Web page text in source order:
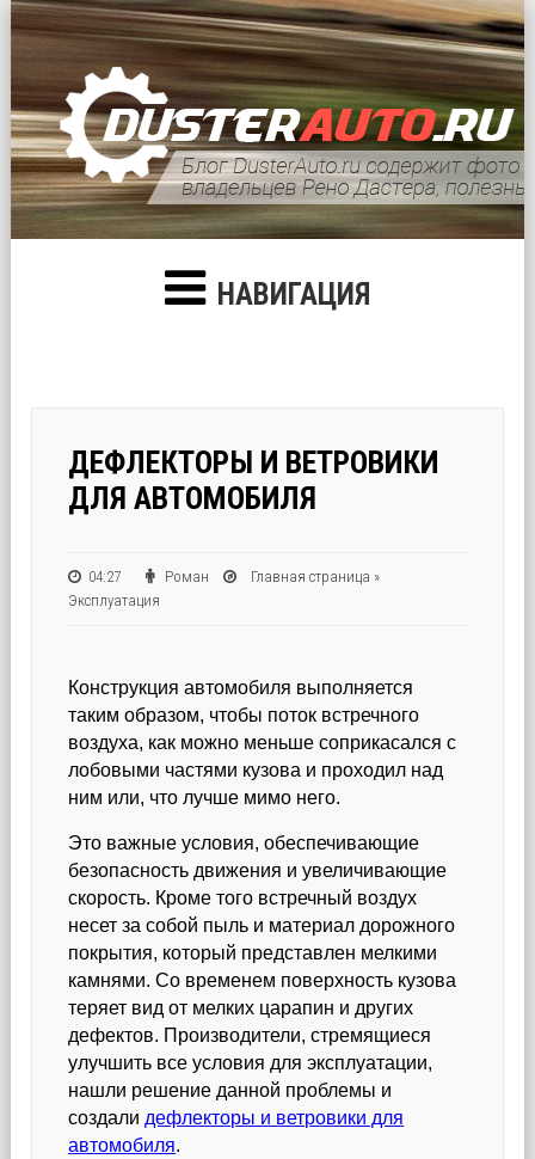
НАВИГАЦИЯ
ДЕФЛЕКТОРЫ И ВЕТРОВИКИ
ДЛЯ АВТОМОБИЛЯ
04:27 Роман Главная страница »
Эксплуатация
Конструкция автомобиля выполняется
таким образом, чтобы поток встречного
воздуха, как можно меньше соприкасался с
лобовыми частями кузова и проходил над
ним или, что лучше мимо него.
Это важные условия, обеспечивающие
безопасность движения и увеличивающие
скорость. Кроме того встречный воздух
несет за собой пыль и материал дорожного
покрытия, который представлен мелкими
камнями. Со временем поверхность кузова
теряет вид от мелких царапин и других
дефектов. Производители, стремящиеся
улучшить все условия для эксплуатации,
нашли решение данной проблемы и
создали дефлекторы и ветровики для
автомобиля.